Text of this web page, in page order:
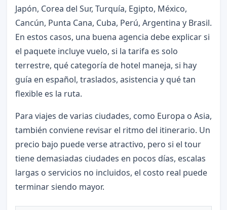
Japón, Corea del Sur, Turquía, Egipto, México,
Cancún, Punta Cana, Cuba, Perú, Argentina y Brasil.
En estos casos, una buena agencia debe explicar si
el paquete incluye vuelo, si la tarifa es solo
terrestre, qué categoría de hotel maneja, si hay
guía en español, traslados, asistencia y qué tan
flexible es la ruta.
Para viajes de varias ciudades, como Europa o Asia,
también conviene revisar el ritmo del itinerario. Un
precio bajo puede verse atractivo, pero si el tour
tiene demasiadas ciudades en pocos días, escalas
largas o servicios no incluidos, el costo real puede
terminar siendo mayor.